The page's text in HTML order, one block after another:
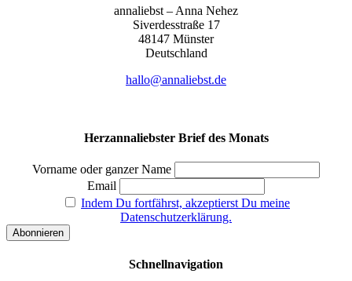
anna­liebst – Anna Nehez
Sive­r­des­stra­ße 17
48147 Müns­ter
Deutsch­land
hallo@annaliebst.de
Herzannaliebster Brief des Monats
Vorname oder ganzer Name
Email
Indem Du fortfährst, akzeptierst Du meine
Datenschutzerklärung.
Schnellnavigation